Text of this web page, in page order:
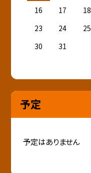
16
17 18
23
24 25
30
31
予定
予定はありません